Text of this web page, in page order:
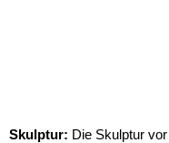
Skulptur: Die Skulptur